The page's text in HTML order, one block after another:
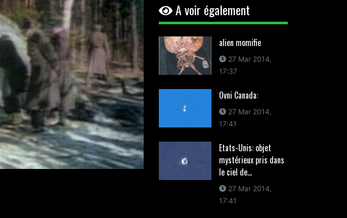
A voir également
alien momifie
27 Mar 2014,
17:37
Ovni Canada:
27 Mar 2014,
17:41
Etats-Unis: objet
mystérieux pris dans
le ciel de...
27 Mar 2014,
17:41